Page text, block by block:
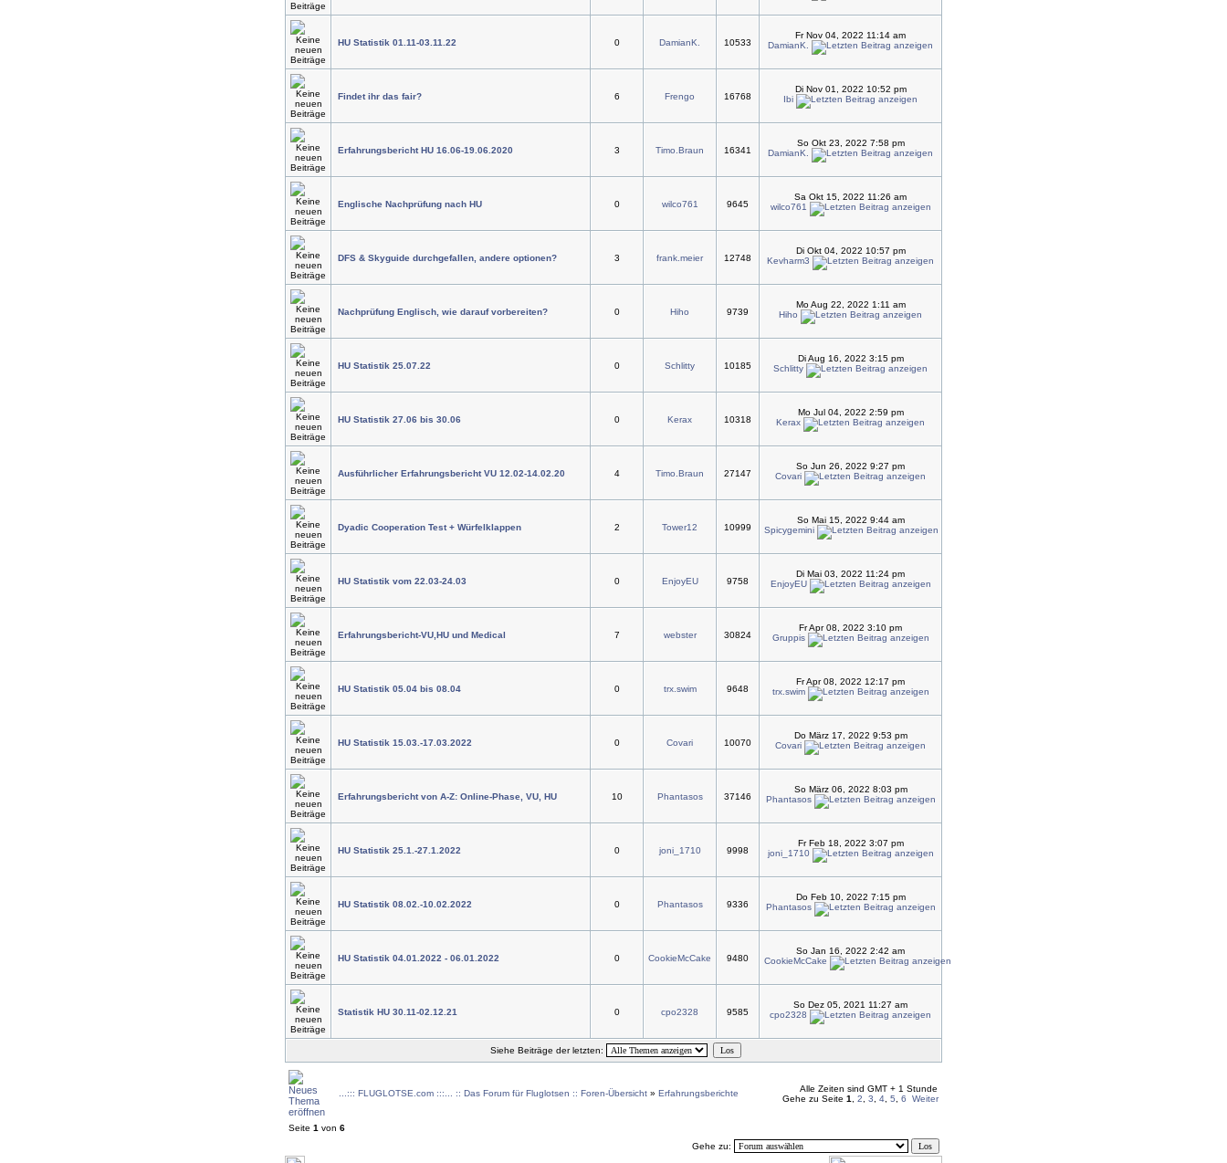
HU Statistik 01.11-03.11.22 0 DamianK. 10533
Fr Nov 04, 2022 11:14 am
DamianK.
Findet ihr das fair? 6 Frengo 16768
Di Nov 01, 2022 10:52 pm
Ibi
Erfahrungsbericht HU 16.06-19.06.2020 3 Timo.Braun 16341
So Okt 23, 2022 7:58 pm
DamianK.
Englische Nachprüfung nach HU 0 wilco761 9645
Sa Okt 15, 2022 11:26 am
wilco761
DFS & Skyguide durchgefallen, andere optionen? 3 frank.meier 12748
Di Okt 04, 2022 10:57 pm
Kevharm3
Nachprüfung Englisch, wie darauf vorbereiten? 0 Hiho 9739
Mo Aug 22, 2022 1:11 am
Hiho
HU Statistik 25.07.22 0 Schlitty 10185
Di Aug 16, 2022 3:15 pm
Schlitty
HU Statistik 27.06 bis 30.06 0 Kerax 10318
Mo Jul 04, 2022 2:59 pm
Kerax
Ausführlicher Erfahrungsbericht VU 12.02-14.02.20 4 Timo.Braun 27147
So Jun 26, 2022 9:27 pm
Covari
Dyadic Cooperation Test + Würfelklappen 2 Tower12 10999
So Mai 15, 2022 9:44 am
Spicygemini
HU Statistik vom 22.03-24.03 0 EnjoyEU 9758
Di Mai 03, 2022 11:24 pm
EnjoyEU
Erfahrungsbericht-VU,HU und Medical 7 webster 30824
Fr Apr 08, 2022 3:10 pm
Gruppis
HU Statistik 05.04 bis 08.04 0 trx.swim 9648
Fr Apr 08, 2022 12:17 pm
trx.swim
HU Statistik 15.03.-17.03.2022 0 Covari 10070
Do März 17, 2022 9:53 pm
Covari
Erfahrungsbericht von A-Z: Online-Phase, VU, HU 10 Phantasos 37146
So März 06, 2022 8:03 pm
Phantasos
HU Statistik 25.1.-27.1.2022 0 joni_1710 9998
Fr Feb 18, 2022 3:07 pm
joni_1710
HU Statistik 08.02.-10.02.2022 0 Phantasos 9336
Do Feb 10, 2022 7:15 pm
Phantasos
HU Statistik 04.01.2022 - 06.01.2022 0 CookieMcCake 9480
So Jan 16, 2022 2:42 am
CookieMcCake
Statistik HU 30.11-02.12.21 0 cpo2328 9585
So Dez 05, 2021 11:27 am
cpo2328
Siehe Beiträge der letzten:
...::: FLUGLOTSE.com :::... :: Das Forum für Fluglotsen :: Foren-Übersicht » Erfahrungsberichte
Alle Zeiten sind GMT + 1 Stunde
Gehe zu Seite 1 2 3 4 5 6 Weiter
Seite 1 von 6
Gehe zu: